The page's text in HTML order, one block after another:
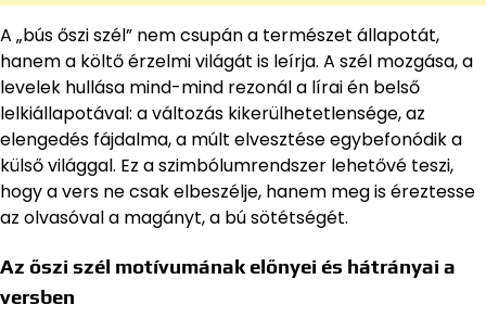
A „bús őszi szél” nem csupán a természet állapotát,
hanem a költő érzelmi világát is leírja. A szél mozgása, a
levelek hullása mind-mind rezonál a lírai én belső
lelkiállapotával: a változás kikerülhetetlensége, az
elengedés fájdalma, a múlt elvesztése egybefonódik a
külső világgal. Ez a szimbólumrendszer lehetővé teszi,
hogy a vers ne csak elbeszélje, hanem meg is éreztesse
az olvasóval a magányt, a bú sötétségét.
Az őszi szél motívumának előnyei és hátrányai a
versben